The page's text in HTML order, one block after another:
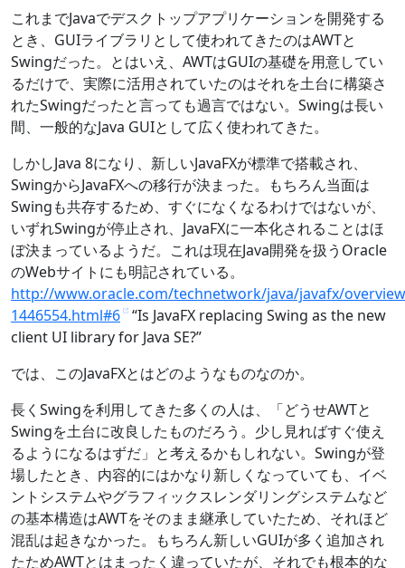
これまでJavaでデスクトップアプリケーションを開発する
とき、GUIライブラリとして使われてきたのはAWTと
Swingだった。とはいえ、AWTはGUIの基礎を用意してい
るだけで、実際に活用されていたのはそれを土台に構築さ
れたSwingだったと言っても過言ではない。Swingは長い
間、一般的なJava GUIとして広く使われてきた。
しかしJava 8になり、新しいJavaFXが標準で搭載され、
SwingからJavaFXへの移行が決まった。もちろん当面は
Swingも共存するため、すぐになくなるわけではないが、
いずれSwingが停止され、JavaFXに一本化されることはほ
ぼ決まっているようだ。これは現在Java開発を扱うOracle
のWebサイトにも明記されている。
http://www.oracle.com/technetwork/java/javafx/
1446554.html#6 “Is JavaFX replacing Swing as the new
client UI library for Java SE?”
では、このJavaFXとはどのようなものなのか。
長くSwingを利用してきた多くの人は、「どうせAWTと
Swingを土台に改良したものだろう。少し見ればすぐ使え
るようになるはずだ」と考えるかもしれない。Swingが登
場したとき、内容的にはかなり新しくなっていても、イベ
ントシステムやグラフィックスレンダリングシステムなど
の基本構造はAWTをそのまま継承していたため、それほど
混乱は起きなかった。もちろん新しいGUIが多く追加され
たためAWTとはまったく違っていたが、それでも根本的な